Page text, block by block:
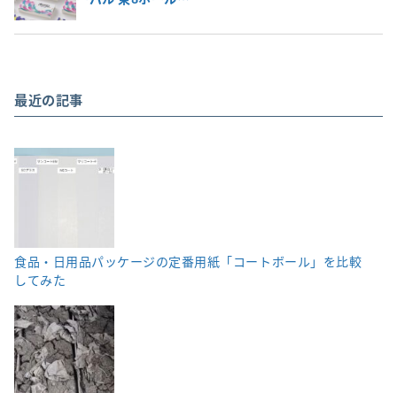
最近の記事
食品・日用品パッケージの定番用紙「コートボール」を比較
してみた